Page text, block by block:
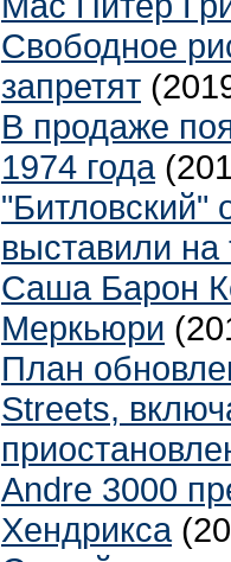
Свободное
запретят
В продаже
1974 года
"Битловский"
выставили на
Саша Барон
Меркьюри
План
Streets,
Andre 3000
Хендрикса